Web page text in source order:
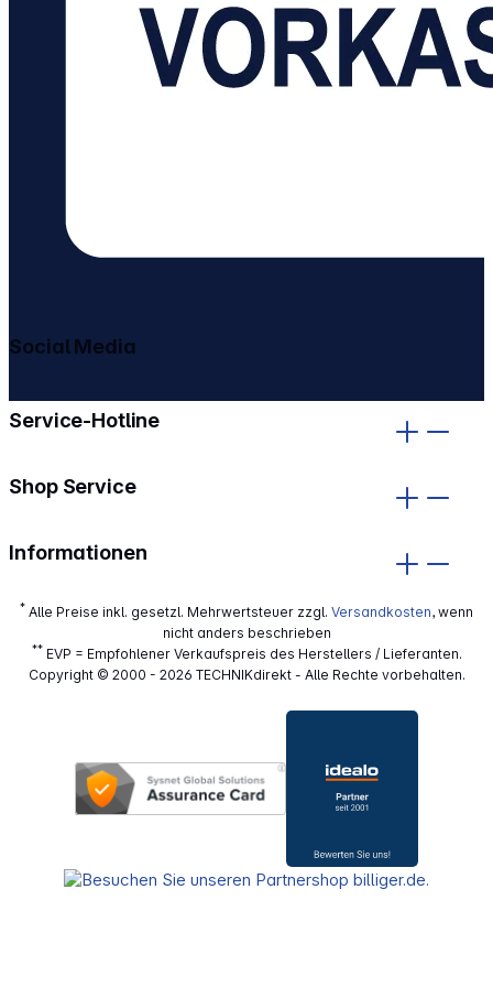
Service-Hotline
Shop Service
Informationen
Social Media
* Alle Preise inkl. gesetzl. Mehrwertsteuer zzgl. Versandkosten, wenn
nicht anders beschrieben
**EVP = Empfohlener Verkaufspreis des Herstellers / Lieferanten.
Copyright © 2000 - 2026 TECHNIKdirekt - Alle Rechte vorbehalten.